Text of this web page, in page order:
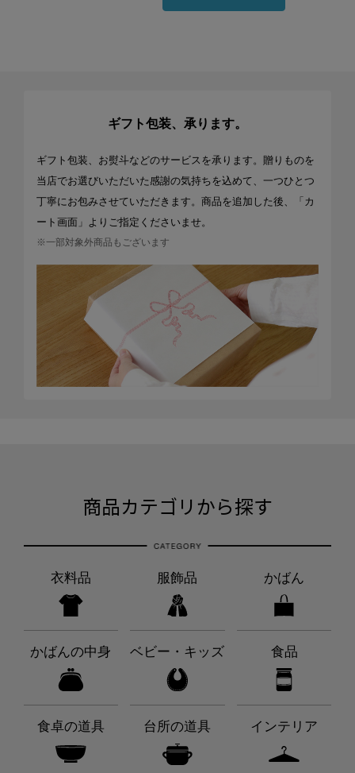
ギフト包装、承ります。
ギフト包装、お熨斗などのサービスを承ります。贈りものを
当店でお選びいただいた感謝の気持ちを込めて、一つひとつ
丁寧にお包みさせていただきます。商品を追加した後、「カ
ート画面」よりご指定くださいませ。
※一部対象外商品もございます
商品カテゴリから探す
衣料品 服飾品 かばん
かばんの中身 ベビー・キッズ 食品
食卓の道具 台所の道具 インテリア